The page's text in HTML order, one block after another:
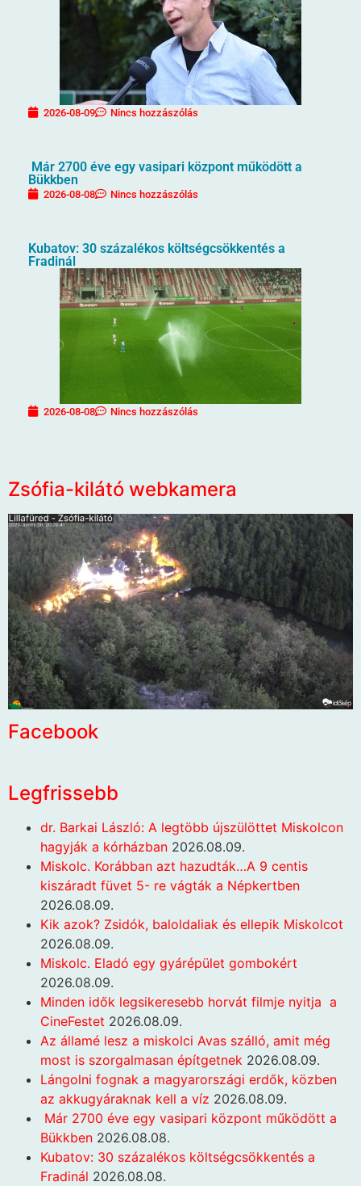
2026-08-09 Nincs hozzászólás
Már 2700 éve egy vasipari központ működött a
Bükkben
2026-08-08 Nincs hozzászólás
Kubatov: 30 százalékos költségcsökkentés a
Fradinál
2026-08-08 Nincs hozzászólás
Zsófia-kilátó webkamera
Facebook
Legfrissebb
dr. Barkai László: A legtöbb újszülöttet Miskolcon
hagyják a kórházban 2026.08.09.
Miskolc. Korábban azt hazudták…A 9 centis
kiszáradt füvet 5- re vágták a Népkertben
2026.08.09.
Kik azok? Zsidók, baloldaliak és ellepik Miskolcot
2026.08.09.
Miskolc. Eladó egy gyárépület gombokért
2026.08.09.
Minden idők legsikeresebb horvát filmje nyitja a
CineFestet 2026.08.09.
Az államé lesz a miskolci Avas szálló, amit még
most is szorgalmasan építgetnek 2026.08.09.
Lángolni fognak a magyarországi erdők, közben
az akkugyáraknak kell a víz 2026.08.09.
Már 2700 éve egy vasipari központ működött a
Bükkben 2026.08.08.
Kubatov: 30 százalékos költségcsökkentés a
Fradinál 2026.08.08.